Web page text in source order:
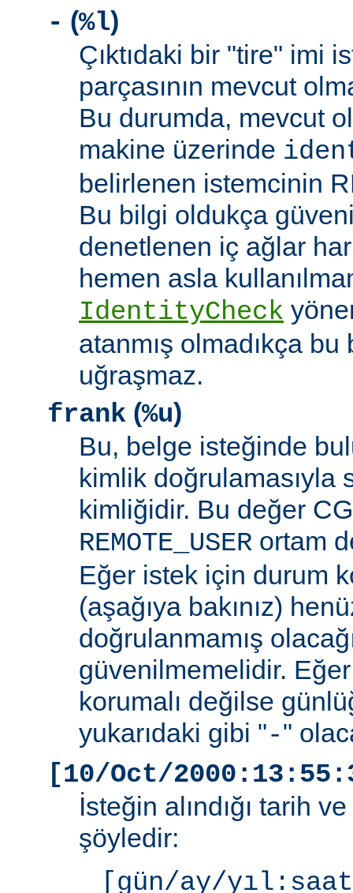
- (%l)
Çıktıdaki bir "tire" imi
parçasının mevcut
Bu durumda, mevcut
makine üzerinde
belirlenen istemcinin
Bu bilgi oldukça
denetlenen iç ağlar
hemen asla
IdentityCheck
atanmış olmadıkça
uğraşmaz.
frank (%u)
Bu, belge isteğinde
kimlik doğrulamasıyla
kimliğidir. Bu değer
REMOTE_USER ortam
Eğer istek için durum
(aşağıya bakınız)
doğrulanmamış
güvenilmemelidir.
korumalı değilse
yukarıdaki gibi "-"
[10/Oct/
İsteğin alındığı tarih
şöyledir:
[gün/ay/